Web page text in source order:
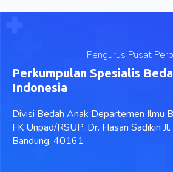
Pengurus Pusat
Perkumpulan Spesialis
Indonesia
Divisi Bedah Anak Departemen Ilmu
FK Unpad/RSUP. Dr. Hasan Sadikin
Bandung, 40161